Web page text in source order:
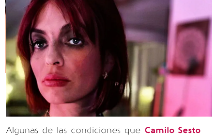
Algunas de las condiciones que Camilo Sesto